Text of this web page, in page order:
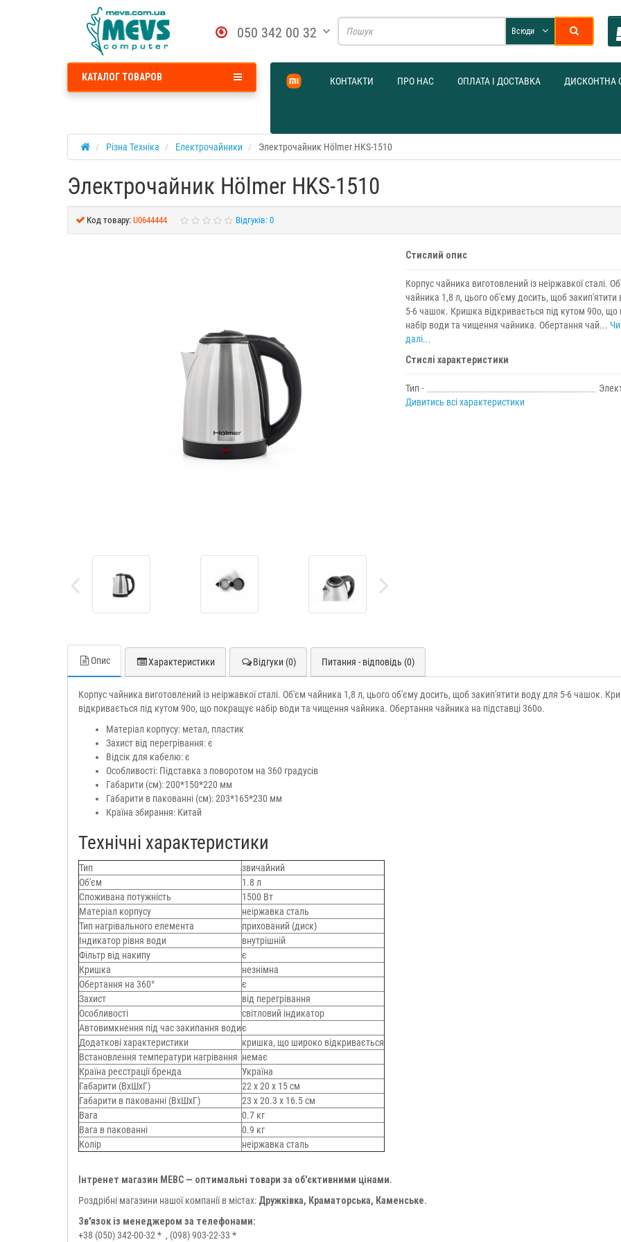
050 342 00 32 Всюди
КОНТАКТИ ПРО НАС ОПЛАТА І ДОСТАВКА ДИСКОНТНА
КАТАЛОГ ТОВАРОВ
Різна Техніка Електрочайники Электрочайник Hölmer HKS-1510
Электрочайник Hölmer HKS-1510
Код товару: U0644444 Відгуків: 0
Стислий опис
Корпус чайника виготовлений із неіржавкої сталі.
чайника 1,8 л, цього об'єму досить, щоб закип'ятити
5-6 чашок. Кришка відкривається під кутом 90o,
набір води та чищення чайника. Обертання чай...
далі...
Стислі характеристики
Тип -
Дивитись всі характеристики
Опис Характеристики Відгуки (0) Питання - відповідь (0)
Корпус чайника виготовлений із неіржавкої сталі. Об'єм чайника 1,8 л, цього об'єму досить, щоб закип'ятити воду для 5-6 чашок.
відкривається під кутом 90o, що покращує набір води та чищення чайника. Обертання чайника на підставці 360o.
Матеріал корпусу: метал, пластик
Захист від перегрівання: є
Відсік для кабелю: є
Особливості: Підставка з поворотом на 360 градусів
Габарити (см): 200*150*220 мм
Габарити в пакованні (см): 203*165*230 мм
Країна збирання: Китай
Технічні характеристики
Тип
звичайний
Об'єм
1.8 л
Споживана потужність
1500 Вт
Матеріал корпусу
неіржавка сталь
Тип нагрівального елемента
прихований (диск)
Індикатор рівня води
внутрішній
Фільтр від накипу
є
Кришка
незнімна
Обертання на 360°
є
Захист
від перегрівання
Особливості
світловий індикатор
Автовимкнення під час закипання водиє
Додаткові характеристики
кришка, що широко відкривається
Встановлення температури нагрівання немає
Країна реєстрації бренда
Україна
Габарити (ВхШхГ)
22 х 20 х 15 см
Габарити в пакованні (ВхШхГ)
23 х 20.3 х 16.5 см
Вага
0.7 кг
Вага в пакованні
0.9 кг
Колір
неіржавка сталь
Інтренет магазин МЕВС — оптимальні товари за об'єктивними цінами.
Роздрібні магазини нашої компанії в містах: Дружківка, Краматорська, Каменське.
Зв'язок із менеджером за телефонами:
+38 (050) 342-00-32 * , (098) 903-22-33 *